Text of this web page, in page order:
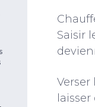
Saisir